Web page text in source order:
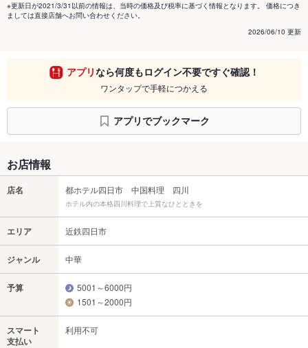
※更新日が2021/3/31以前の情報は、当時の価格及び税率に基づく情報となります。 価格につき
ましては直接店舗へお問い合わせください。
2026/06/10 更新
アプリなら何度もログイン不要ですぐ確認！
ワンタップで手軽につかえる
アプリでブックマーク
お店情報
店名 都ホテル四日市 中国料理 四川
ホテル内の本格四川料理で上質なひとときを
エリア 近鉄四日市
ジャンル 中華
予算
5001～6000円
1501～2000円
スマート
支払い
利用不可